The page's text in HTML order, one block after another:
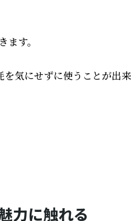
す。
気にせずに使うことが出来
力に触れる